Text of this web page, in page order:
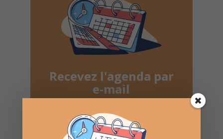
Recevez l'agenda par
e-mail
Lotos, Taureaux, Marchés de Noël, ...
Désinscription possible à tout moment